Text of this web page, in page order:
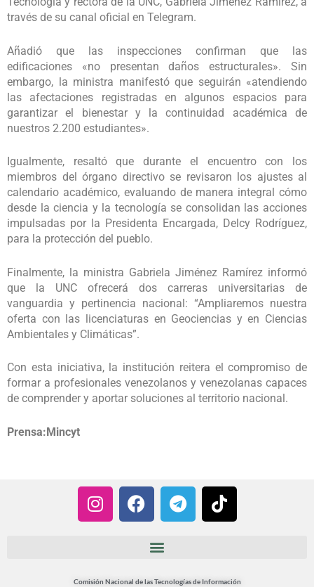
través de su canal oficial en Telegram.
Añadió que las inspecciones confirman que las
edificaciones «no presentan daños estructurales». Sin
embargo, la ministra manifestó que seguirán «atendiendo
las afectaciones registradas en algunos espacios para
garantizar el bienestar y la continuidad académica de
nuestros 2.200 estudiantes».
Igualmente, resaltó que durante el encuentro con los
miembros del órgano directivo se revisaron los ajustes al
calendario académico, evaluando de manera integral cómo
desde la ciencia y la tecnología se consolidan las acciones
impulsadas por la Presidenta Encargada, Delcy Rodríguez,
para la protección del pueblo.
Finalmente, la ministra Gabriela Jiménez Ramírez informó
que la UNC ofrecerá dos carreras universitarias de
vanguardia y pertinencia nacional: “Ampliaremos nuestra
oferta con las licenciaturas en Geociencias y en Ciencias
Ambientales y Climáticas”.
Con esta iniciativa, la institución reitera el compromiso de
formar a profesionales venezolanos y venezolanas capaces
de comprender y aportar soluciones al territorio nacional.
Prensa:Mincyt
I
n
g
F
a
o
T
e
r
T
i
k
Comisión Nacional de las Tecnologías de Información